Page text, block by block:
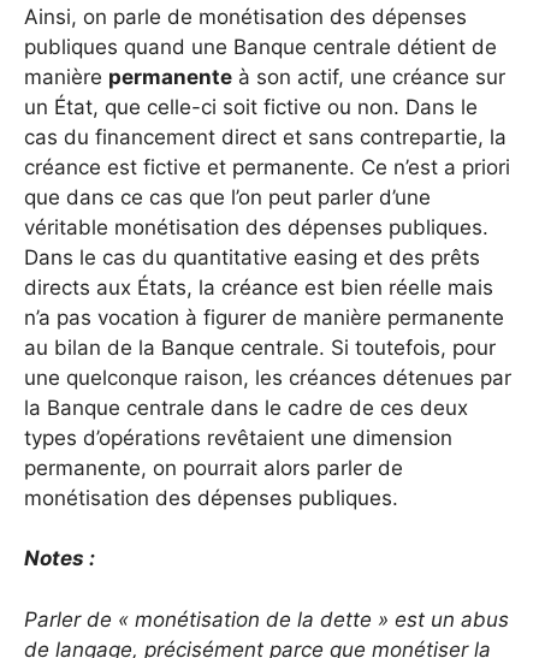
Ainsi, on parle de monétisation des dépenses
publiques quand une Banque centrale détient de
manière permanente à son actif, une créance sur
un État, que celle-ci soit fictive ou non. Dans le
cas du financement direct et sans contrepartie, la
créance est fictive et permanente. Ce n’est a priori
que dans ce cas que l’on peut parler d’une
véritable monétisation des dépenses publiques.
Dans le cas du quantitative easing et des prêts
directs aux États, la créance est bien réelle mais
n’a pas vocation à figurer de manière permanente
au bilan de la Banque centrale. Si toutefois, pour
une quelconque raison, les créances détenues par
la Banque centrale dans le cadre de ces deux
types d’opérations revêtaient une dimension
permanente, on pourrait alors parler de
monétisation des dépenses publiques.
Notes :
Parler de « monétisation de la dette » est un abus
de langage, précisément parce que monétiser la